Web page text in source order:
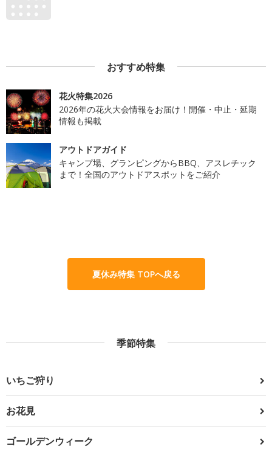
おすすめ特集
花火特集2026
2026年の花火大会情報をお届け！開催・中止・延期
情報も掲載
アウトドアガイド
キャンプ場、グランピングからBBQ、アスレチック
まで！全国のアウトドアスポットをご紹介
夏休み特集 TOPへ戻る
季節特集
いちご狩り
お花見
ゴールデンウィーク